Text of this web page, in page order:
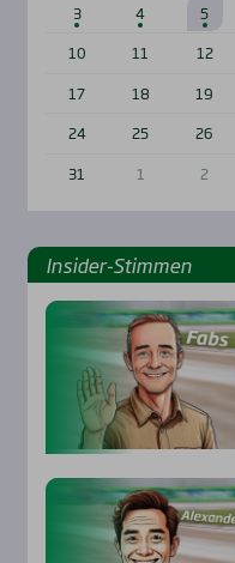
3
4 5
10
11 12
17
18 19
24
25 26
31
1 2
Insi­der-Stim­men